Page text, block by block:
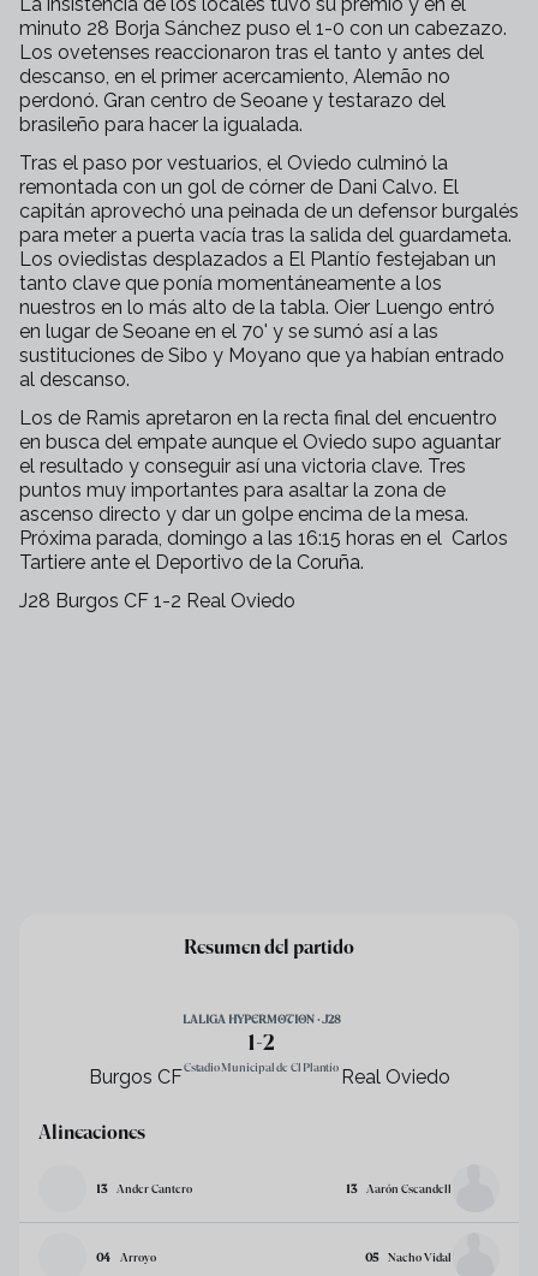
minuto 28 Borja Sánchez puso el 1-0 con un cabezazo.
Los ovetenses reaccionaron tras el tanto y antes del
descanso, en el primer acercamiento, Alemão no
perdonó. Gran centro de Seoane y testarazo del
brasileño para hacer la igualada.
Tras el paso por vestuarios, el Oviedo culminó la
remontada con un gol de córner de Dani Calvo. El
capitán aprovechó una peinada de un defensor burgalés
para meter a puerta vacía tras la salida del guardameta.
Los oviedistas desplazados a El Plantío festejaban un
tanto clave que ponía momentáneamente a los
nuestros en lo más alto de la tabla. Oier Luengo entró
en lugar de Seoane en el 70' y se sumó así a las
sustituciones de Sibo y Moyano que ya habían entrado
al descanso.
Los de Ramis apretaron en la recta final del encuentro
en busca del empate aunque el Oviedo supo aguantar
el resultado y conseguir así una victoria clave. Tres
puntos muy importantes para asaltar la zona de
ascenso directo y dar un golpe encima de la mesa.
Próxima parada, domingo a las 16:15 horas en el Carlos
Tartiere ante el Deportivo de la Coruña.
J28 Burgos CF 1-2 Real Oviedo
Resumen del partido
Burgos CF
LALIGA HYPERMOTION · J28
1-2
Estadio Municipal de El Plantío Real Oviedo
Alineaciones
13 Ander Cantero 13 Aarón Escandell
04 Arroyo 05 Nacho Vidal